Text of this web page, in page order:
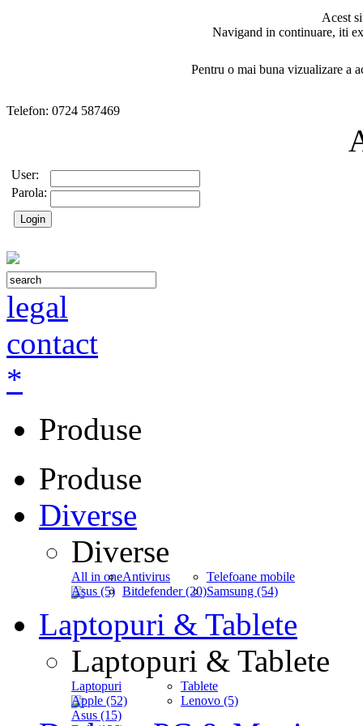
Acest
Navigand in continuare, iti
Pentru o mai buna vizualizare a
Telefon: 0724 587469
User:
Parola:
legal
contact
*
Produse
Produse
Diverse
Diverse
All in one
Asus (5)
Antivirus
Bitdefender (20)
Telefoane mobile
Samsung (54)
Laptopuri & Tablete
Laptopuri & Tablete
Laptopuri
Apple (52)
Asus (15)
Tablete
Lenovo (5)